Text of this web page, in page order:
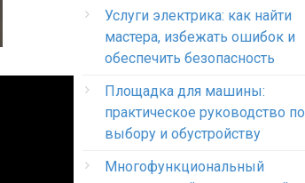
Услуги электрика: как найти
мастера, избежать ошибок и
обеспечить безопасность
Площадка для машины:
практическое руководство по
выбору и обустройству
Многофункциональный